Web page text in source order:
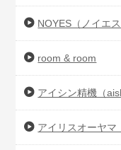
NOYES（ノイエス
room & room
アイシン精機（
アイリスオーヤマ